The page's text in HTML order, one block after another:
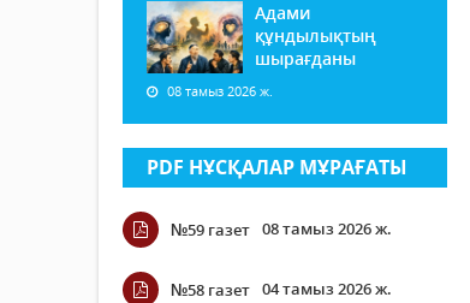
Адами
құндылықтың
шырағданы
08 тамыз 2026 ж.
PDF НҰСҚАЛАР МҰРАҒАТЫ
№59 газет 08 тамыз 2026 ж.
№58 газет 04 тамыз 2026 ж.